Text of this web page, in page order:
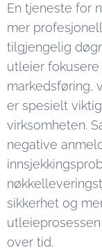
En tjeneste for
mer
tilgjengelig
utleier
markedsføring,
er spesielt
virksomheten.
negative
sikkerhet og
over tid.